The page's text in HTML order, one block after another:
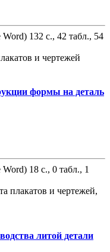
132 с., 42 табл., 54
и чертежей
формы на деталь
18 с., 0 табл., 1
плакатов и чертежей,
литой детали